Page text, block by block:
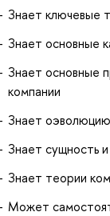
Знает ключевые
Знает основные
Знает основные
компании
Знает
Знает сущность
Знает теории
Может